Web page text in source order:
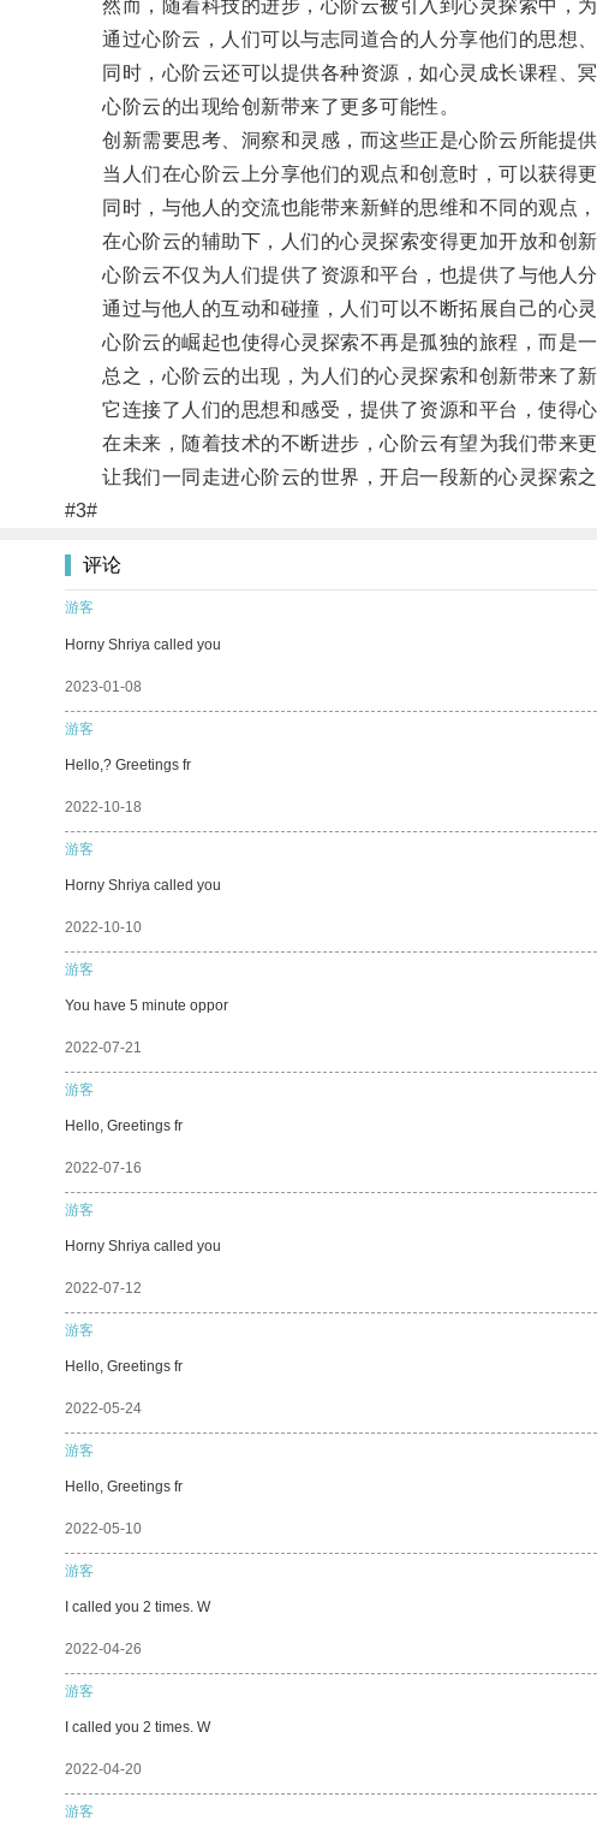
然而，随着科技的进步，心阶云被引入到心灵探索中，为
通过心阶云，人们可以与志同道合的人分享他们的思想、
同时，心阶云还可以提供各种资源，如心灵成长课程、冥
心阶云的出现给创新带来了更多可能性。
创新需要思考、洞察和灵感，而这些正是心阶云所能提供
当人们在心阶云上分享他们的观点和创意时，可以获得更
同时，与他人的交流也能带来新鲜的思维和不同的观点，
在心阶云的辅助下，人们的心灵探索变得更加开放和创新
心阶云不仅为人们提供了资源和平台，也提供了与他人分
通过与他人的互动和碰撞，人们可以不断拓展自己的心灵
心阶云的崛起也使得心灵探索不再是孤独的旅程，而是一
总之，心阶云的出现，为人们的心灵探索和创新带来了新
它连接了人们的思想和感受，提供了资源和平台，使得心
在未来，随着技术的不断进步，心阶云有望为我们带来更
让我们一同走进心阶云的世界，开启一段新的心灵探索之
#3#
评论
游客
Horny Shriya called you
2023-01-08
游客
Hello,? Greetings fr
2022-10-18
游客
Horny Shriya called you
2022-10-10
游客
You have 5 minute oppor
2022-07-21
游客
Hello, Greetings fr
2022-07-16
游客
Horny Shriya called you
2022-07-12
游客
Hello, Greetings fr
2022-05-24
游客
Hello, Greetings fr
2022-05-10
游客
I called you 2 times. W
2022-04-26
游客
I called you 2 times. W
2022-04-20
游客